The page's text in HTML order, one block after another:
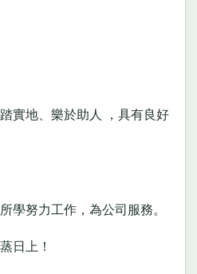
地、樂於助人 ，具有良好
努力工作，為公司服務。
日上！